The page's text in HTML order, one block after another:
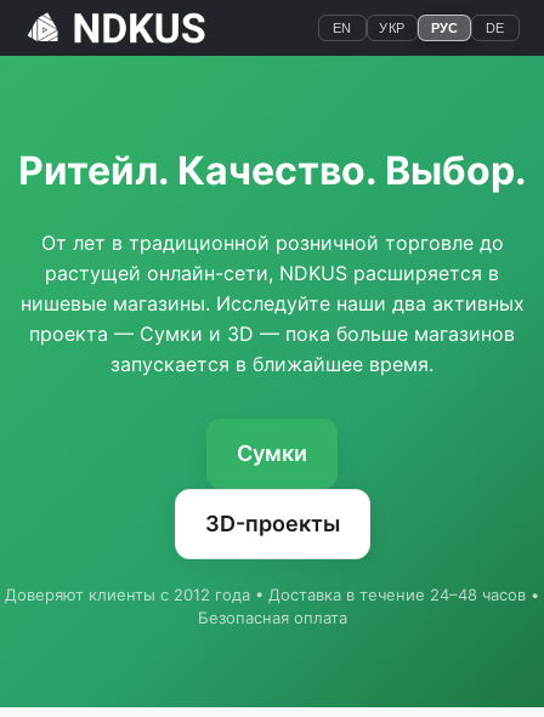
EN УКР РУС DE
Ритейл. Качество. Выбор.
От лет в традиционной розничной торговле до
растущей онлайн-сети, NDKUS расширяется в
нишевые магазины. Исследуйте наши два активных
проекта — Сумки и 3D — пока больше магазинов
запускается в ближайшее время.
Сумки
3D-проекты
Доверяют клиенты с 2012 года • Доставка в течение 24–48 часов •
Безопасная оплата